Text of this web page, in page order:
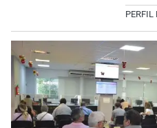
PERFIL